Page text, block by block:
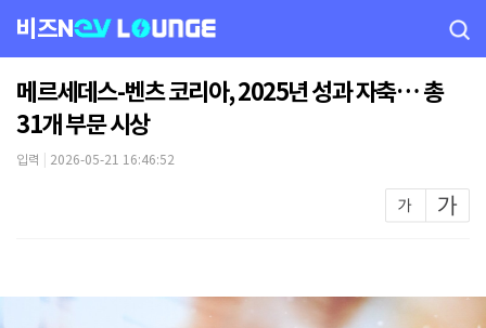
비즈N
메르세데스-벤츠 코리아, 2025년 성과 자축… 총
31개 부문 시상
입력 2026-05-21 16:46:52